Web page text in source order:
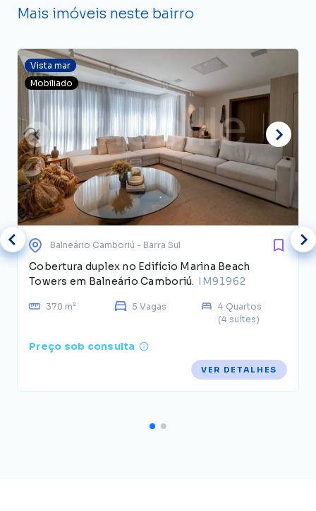
Mais imóveis neste bairro
Vista mar
Mobiliado
Balneário Camboriú - Barra Sul
Cobertura duplex no Edifício Marina Beach
Towers em Balneário Camboriú. IM91962
370 m² 5 Vagas
4 Quartos
(4 suítes)
Preço sob consulta
VER DETALHES